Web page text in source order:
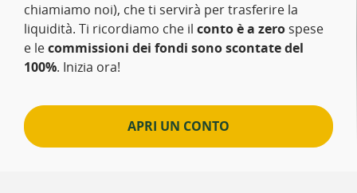
chiamiamo noi), che ti servirà per trasferire la
liquidità. Ti ricordiamo che il conto è a zero spese
e lecommissioni dei fondi sono scontate del
100%. Inizia ora!
APRI UN CONTO